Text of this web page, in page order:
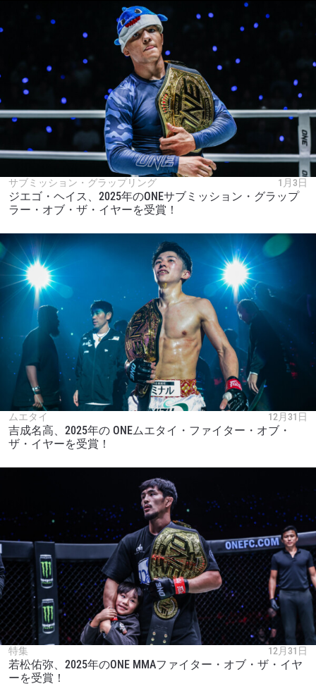
サブミッション・グラップリング 1月3日
ジエゴ・ヘイス、2025年のONEサブミッション・グラップ
ラー・オブ・ザ・イヤーを受賞！
ムエタイ 12月31日
吉成名高、2025年の ONEムエタイ・ファイター・オブ・
ザ・イヤーを受賞！
特集 12月31日
若松佑弥、2025年のONE MMAファイター・オブ・ザ・イヤ
ーを受賞！